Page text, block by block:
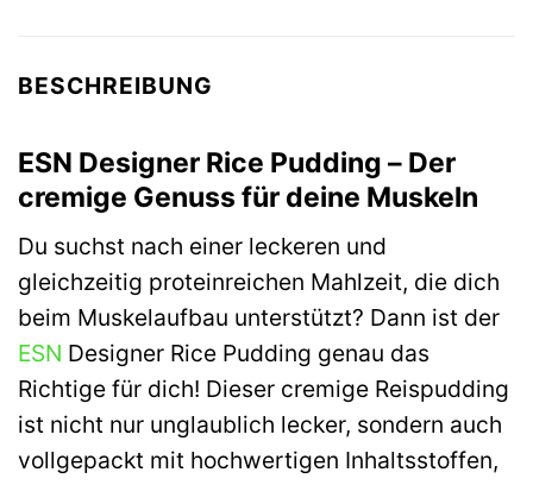
BESCHREIBUNG
ESN Designer Rice Pudding – Der
cremige Genuss für deine Muskeln
Du suchst nach einer leckeren und
gleichzeitig proteinreichen Mahlzeit, die dich
beim Muskelaufbau unterstützt? Dann ist der
ESN Designer Rice Pudding genau das
Richtige für dich! Dieser cremige Reispudding
ist nicht nur unglaublich lecker, sondern auch
vollgepackt mit hochwertigen Inhaltsstoffen,